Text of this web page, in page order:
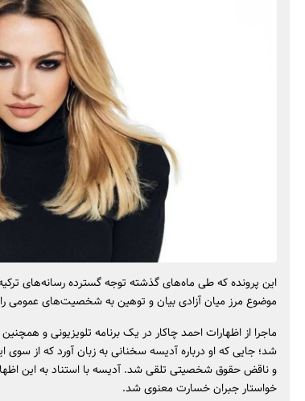
این پرونده که طی ماه‌های گذشته توجه گسترده رسانه‌های
موضوع مرز میان آزادی بیان و توهین به شخصیت‌های عمومی
ماجرا از اظهارات احمد چاکار در یک برنامه تلویزیونی و
شد؛ جایی که او درباره آدیسه سخنانی به زبان آورد که از سوی
و ناقض حقوق شخصیتی تلقی شد. آدیسه با استناد به این
خواستار جبران خسارت معنوی شد.